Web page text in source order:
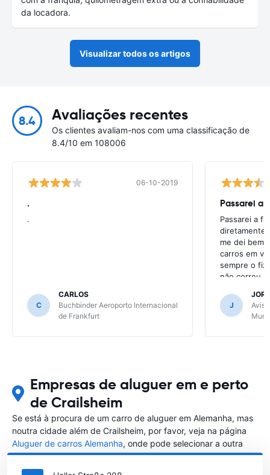
da locadora.
Visualizar todos os artigos
8.4 Avaliações recentes
Os clientes avaliam-nos com uma classificação de
8.4/10 em 108006
06-10-2019
.
.
C
CARLOS
Buchbinder Aeroporto Internacional
de Frankfurt
Passarei a
Passarei a
diretamente
me dei bem
carros em
sempre o fiz
não correu
J
Avis
Empresas de aluguer em e perto
de Crailsheim
Se está à procura de um carro de aluguer em Alemanha, mas
noutra cidade além de Crailsheim, por favor, veja na página
Aluguer de carros Alemanha, onde pode selecionar a outra
cidade em Alemanha que gostaria de alugar um carro